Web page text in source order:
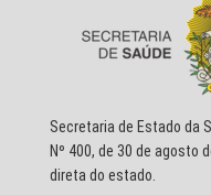
Secretaria de Estado da
Nº 400, de 30 de agosto
direta do estado.